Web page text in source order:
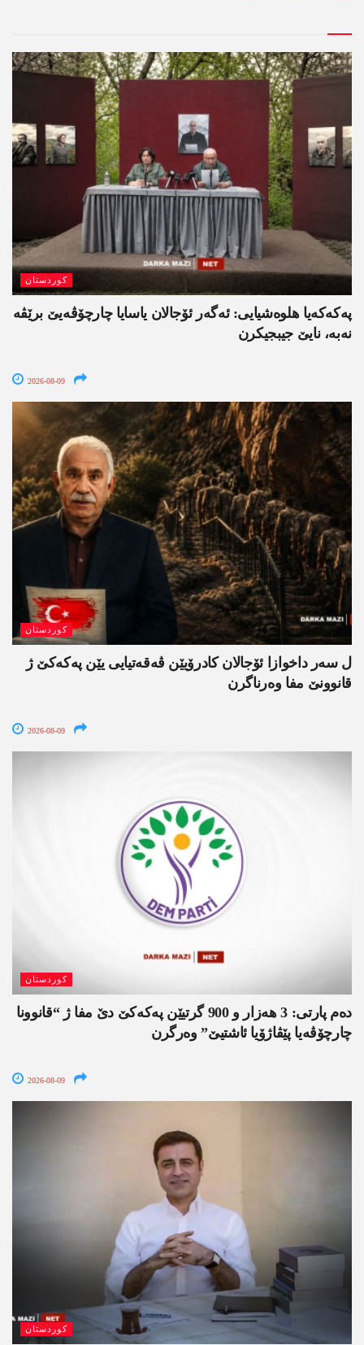
کوردستان
په‌كه‌كه‌یا هلوه‌شیایی: ئەگەر ئۆجالان یاسایا چارچۆڤەیێ برێڤە
نه‌به‌، نایێ جیبجیکرن
2026-08-09
کوردستان
ل سەر داخوازا ئۆجالان کادرۆیێن ڤەقەتیایی یێن پەکەکێ ژ
قانوونێ مفا وەرناگرن
2026-08-09
کوردستان
دەم پارتی: 3 ھەزار و 900 گرتیێن پەکەکێ دێ مفا ژ “قانوونا
چارچۆڤەیا پێڤاژۆیا ئاشتیێ” وەرگرن
2026-08-09
کوردستان